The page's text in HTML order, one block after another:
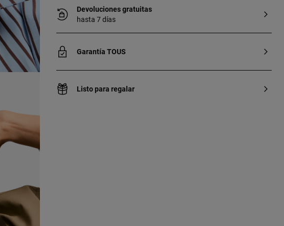
Devoluciones gratuitas
hasta 7 días
Garantía TOUS
Listo para regalar